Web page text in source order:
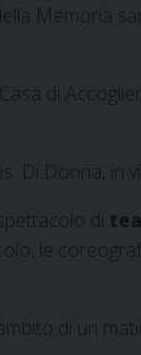
Memoria
di
Di Donna, in
di
le
di un